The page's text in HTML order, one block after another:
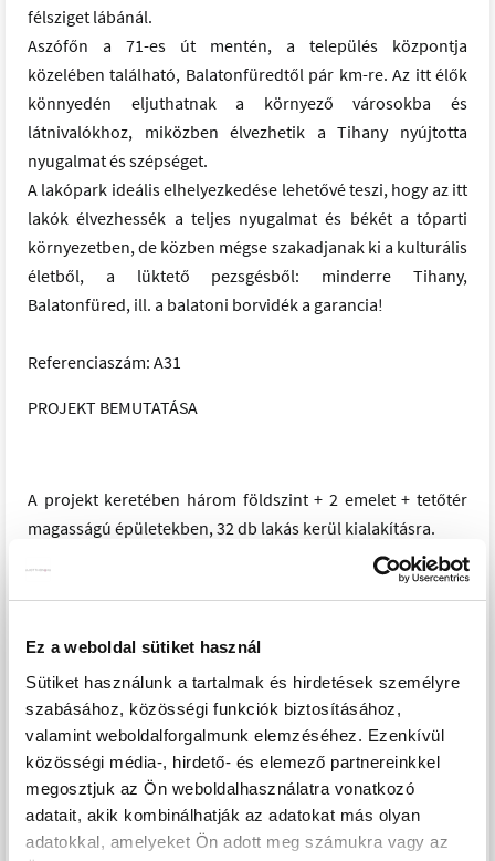
Ez a weboldal sütiket használ
Sütiket használunk a tartalmak és hirdetések személyre
szabásához, közösségi funkciók biztosításához,
valamint weboldalforgalmunk elemzéséhez. Ezenkívül
közösségi média-, hirdető- és elemező partnereinkkel
megosztjuk az Ön weboldalhasználatra vonatkozó
adatait, akik kombinálhatják az adatokat más olyan
adatokkal, amelyeket Ön adott meg számukra vagy az
félsziget lábánál.
Aszófőn a 71-es út mentén, a település központja
közelében található, Balatonfüredtől pár km-re. Az itt élők
könnyedén eljuthatnak a környező városokba és
látnivalókhoz, miközben élvezhetik a Tihany nyújtotta
nyugalmat és szépséget.
A lakópark ideális elhelyezkedése lehetővé teszi, hogy az itt
lakók élvezhessék a teljes nyugalmat és békét a tóparti
környezetben, de közben mégse szakadjanak ki a kulturális
életből, a lüktető pezsgésből: minderre Tihany,
Balatonfüred, ill. a balatoni borvidék a garancia!
Referenciaszám: A31
PROJEKT BEMUTATÁSA
A projekt keretében három földszint + 2 emelet + tetőtér
magasságú épületekben, 32 db lakás kerül kialakításra.
Az „A” épületben 7 db lakás, a „B” épületben 14 db lakás, a
„C” épületben pedig 11 db lakás. A pinceszinten 18 db
parkolóban pedig 28 db parkolóhely.
A lakóépületek külsőfolyosós kialakításúak. A kedvező
tájolású, panorámás kialakítású lakások mindegyikéhez
egy-egy saját terasz/erkély tartozik.
A telken elhelyezésre kerül a pihenést szolgáló
zöldfelületen egy szabadtéri medence, elhúzható medence
fedéssel.